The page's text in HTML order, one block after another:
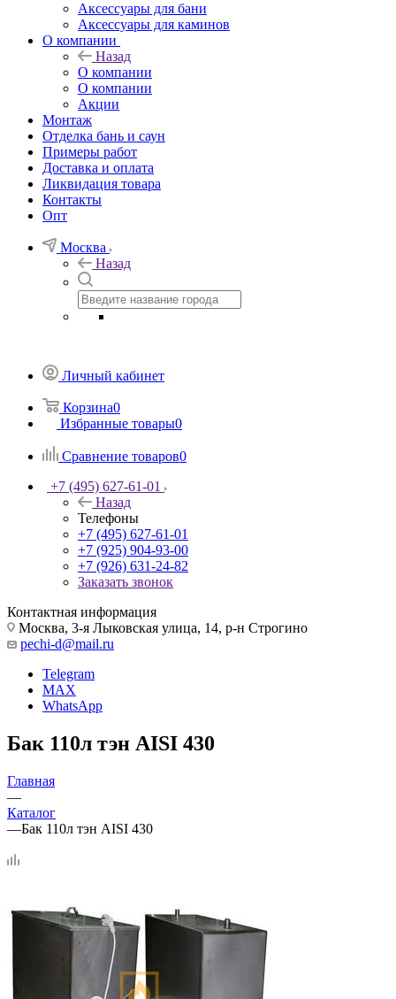
Аксессуары для бани
Аксессуары для каминов
О компании
Назад
О компании
О компании
Акции
Монтаж
Отделка бань и саун
Примеры работ
Доставка и оплата
Ликвидация товара
Контакты
Опт
Москва
Назад
Личный кабинет
Корзина0
Избранные товары0
Сравнение товаров0
+7 (495) 627-61-01
Назад
Телефоны
+7 (495) 627-61-01
+7 (925) 904-93-00
+7 (926) 631-24-82
Заказать звонок
Контактная информация
Москва, 3-я Лыковская улица, 14, р-н Строгино
pechi-d@mail.ru
Telegram
MAX
WhatsApp
Бак 110л тэн AISI 430
Главная
—
Каталог
—Бак 110л тэн AISI 430